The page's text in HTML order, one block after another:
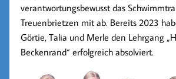
verantwortungsbewusst das
Treuenbrietzen mit ab. Bereits 2023
Görtie, Talia und Merle den Lehrgang
Beckenrand“ erfolgreich absolviert.